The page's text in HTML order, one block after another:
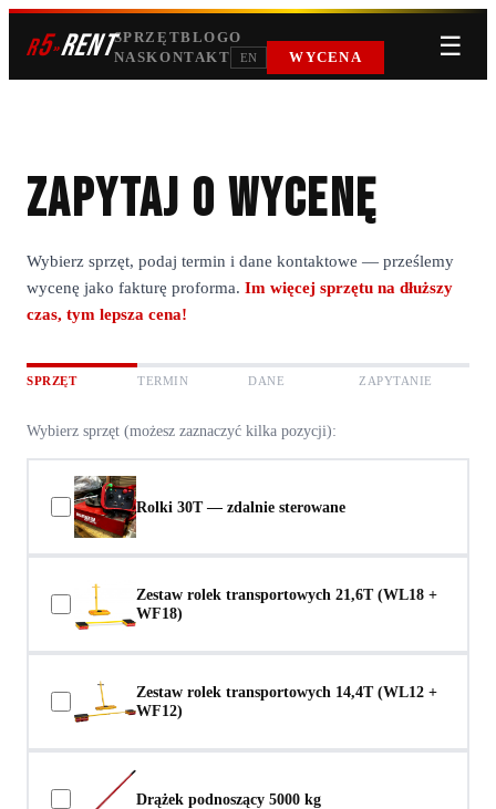
r5»RENTSPRZĘTBLOGO
NASKONTAKT EN WYCENA ☰
Zapytaj o wycenę
Wybierz sprzęt, podaj termin i dane kontaktowe — prześlemy
wycenę jako fakturę proforma. Im więcej sprzętu na dłuższy
czas, tym lepsza cena!
SPRZĘT TERMIN DANE ZAPYTANIE
Wybierz sprzęt (możesz zaznaczyć kilka pozycji):
Rolki 30T — zdalnie sterowane
Zestaw rolek transportowych 21,6T (WL18 +
WF18)
Zestaw rolek transportowych 14,4T (WL12 +
WF12)
Drążek podnoszący 5000 kg